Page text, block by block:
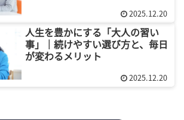
2025.12.20
人生を豊かにする「大人の習い
事」｜続けやすい選び方と、毎日
が変わるメリット
2025.12.20